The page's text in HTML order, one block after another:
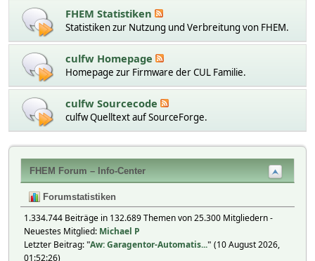
FHEM Statistiken
Statistiken zur Nutzung und Verbreitung von FHEM.
culfw Homepage
Homepage zur Firmware der CUL Familie.
culfw Sourcecode
culfw Quelltext auf SourceForge.
FHEM Forum – Info-Center
Forumstatistiken
1.334.744 Beiträge in 132.689 Themen von 25.300 Mitgliedern -
Neuestes Mitglied: Michael P
Letzter Beitrag:"Aw: Garagentor-Automatis..." (10 August 2026,
01:52:26)